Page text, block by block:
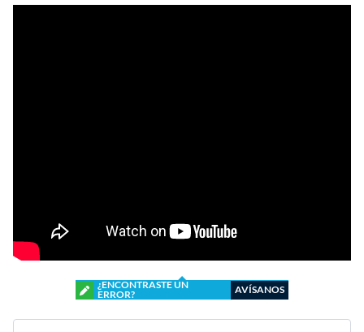
¿ENCONTRASTE UN
ERROR?
AVÍSANOS